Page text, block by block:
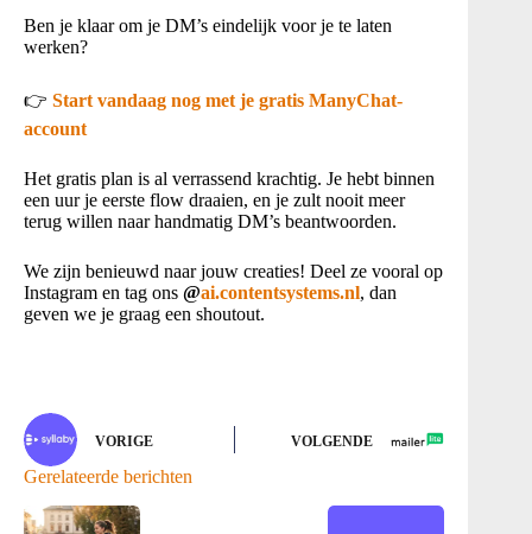
Ben je klaar om je DM’s eindelijk voor je te laten
werken?
👉 Start vandaag nog met je gratis ManyChat-
account
Het gratis plan is al verrassend krachtig. Je hebt binnen
een uur je eerste flow draaien, en je zult nooit meer
terug willen naar handmatig DM’s beantwoorden.
We zijn benieuwd naar jouw creaties! Deel ze vooral op
Instagram en tag ons @ai.contentsystems.nl, dan
geven we je graag een shoutout.
VORIGE VOLGENDE
Gerelateerde berichten